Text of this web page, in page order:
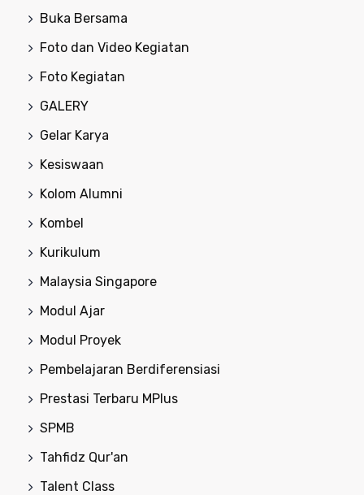
Buka Bersama
Foto dan Video Kegiatan
Foto Kegiatan
GALERY
Gelar Karya
Kesiswaan
Kolom Alumni
Kombel
Kurikulum
Malaysia Singapore
Modul Ajar
Modul Proyek
Pembelajaran Berdiferensiasi
Prestasi Terbaru MPlus
SPMB
Tahfidz Qur'an
Talent Class